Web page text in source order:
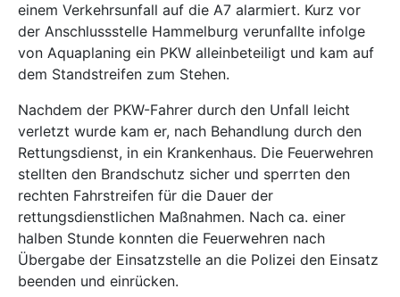
einem Verkehrsunfall auf die A7 alarmiert. Kurz vor
der Anschlussstelle Hammelburg verunfallte infolge
von Aquaplaning ein PKW alleinbeteiligt und kam auf
dem Standstreifen zum Stehen.
Nachdem der PKW-Fahrer durch den Unfall leicht
verletzt wurde kam er, nach Behandlung durch den
Rettungsdienst, in ein Krankenhaus. Die Feuerwehren
stellten den Brandschutz sicher und sperrten den
rechten Fahrstreifen für die Dauer der
rettungsdienstlichen Maßnahmen. Nach ca. einer
halben Stunde konnten die Feuerwehren nach
Übergabe der Einsatzstelle an die Polizei den Einsatz
beenden und einrücken.